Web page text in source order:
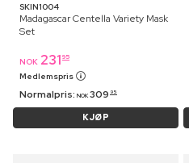
SKIN1004
Madagascar Centella Variety Mask
Set
NOK 231 95
Medlemspris
Normalpris: NOK 309 95
KJØP